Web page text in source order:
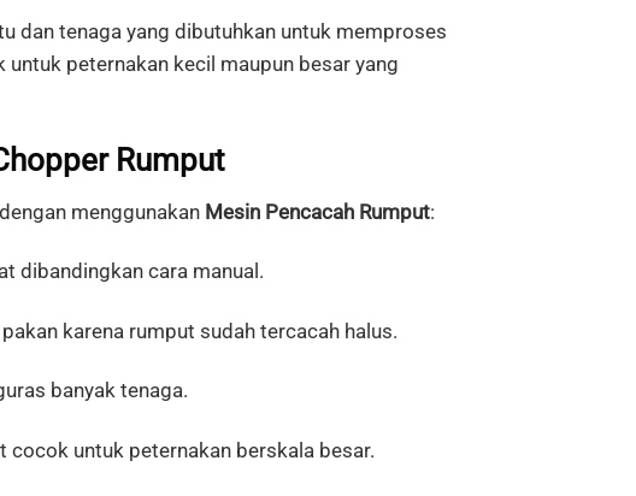
dan tenaga yang dibutuhkan untuk memproses
untuk peternakan kecil maupun besar yang
Rumput
dengan menggunakan Mesin Pencacah Rumput:
dibandingkan cara manual.
pakan karena rumput sudah tercacah halus.
banyak tenaga.
cocok untuk peternakan berskala besar.